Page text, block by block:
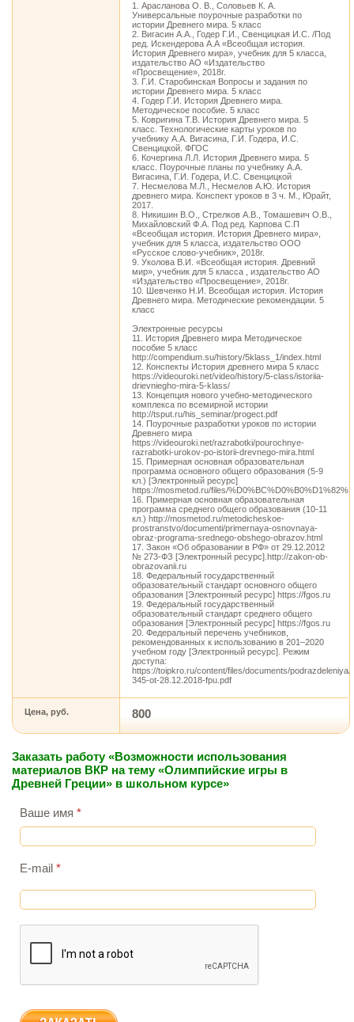
1. Арасланова О. В., Соловьев К. А.
Универсальные поурочные разработки по
истории Древнего мира. 5 класс
2. Вигасин А.А., Годер Г.И., Свенцицкая И.С. /Под
ред. Искендерова А.А «Всеобщая история.
История Древнего мира», учебник для 5 класса,
издательство АО «Издательство
«Просвещение», 2018г.
3. Г.И. Старобинская Вопросы и задания по
истории Древнего мира. 5 класс
4. Годер Г.И. История Древнего мира.
Методическое пособие. 5 класс
5. Ковригина Т.В. История Древнего мира. 5
класс. Технологические карты уроков по
учебнику А.А. Вигасина, Г.И. Годера, И.С.
Свенцицкой. ФГОС
6. Кочергина Л.Л. История Древнего мира. 5
класс. Поурочные планы по учебнику А.А.
Вигасина, Г.И. Годера, И.С. Свенцицкой
7. Несмелова М.Л., Несмелов А.Ю. История
древнего мира. Конспект уроков в 3 ч. М., Юрайт,
2017.
8. Никишин В.О., Стрелков А.В., Томашевич О.В.,
Михайловский Ф.А. Под ред. Карпова С.П
«Всеобщая история. История Древнего мира»,
учебник для 5 класса, издательство ООО
«Русское слово-учебник», 2018г.
9. Уколова В.И. «Всеобщая история. Древний
мир», учебник для 5 класса , издательство АО
«Издательство «Просвещение», 2018г.
10. Шевченко Н.И. Всеобщая история. История
Древнего мира. Методические рекомендации. 5
класс
Электронные ресурсы
11. История Древнего мира Методическое
пособие 5 класс
http://compendium.su/history/5klass_1/index.html
12. Конспекты История древнего мира 5 класс
https://videouroki.net/video/history/5-class/istoriia-
drievniegho-mira-5-klass/
13. Концепция нового учебно-методического
комплекса по всемирной истории
http://tsput.ru/his_seminar/progect.pdf
14. Поурочные разработки уроков по истории
Древнего мира
https://videouroki.net/razrabotki/pourochnye-
razrabotki-urokov-po-istorii-drevnego-mira.html
15. Примерная основная образовательная
программа основного общего образования (5-9
кл.) [Электронный ресурс]
https://mosmetod.ru/files/
16. Примерная основная образовательная
программа среднего общего образования (10-11
кл.) http://mosmetod.ru/metodicheskoe-
prostranstvo/documenti/primernaya-osnovnaya-
obraz-programa-srednego-obshego-obrazov.html
17. Закон «Об образовании в РФ» от 29.12.2012
№ 273-ФЗ [Электронный ресурс].http://zakon-ob-
obrazovanii.ru
18. Федеральный государственный
образовательный стандарт основного общего
образования [Электронный ресурс] https://fgos.ru
19. Федеральный государственный
образовательный стандарт среднего общего
образования [Электронный ресурс] https://fgos.ru
20. Федеральный перечень учебников,
рекомендованных к использованию в 201–2020
учебном году [Электронный ресурс]. Режим
доступа:
https://toipkro.ru/content/files/documents/
345-ot-28.12.2018-fpu.pdf
Цена, руб. 800
Заказать работу «Возможности использования
материалов ВКР на тему «Олимпийские игры в
Древней Греции» в школьном курсе»
Ваше имя *
E-mail *